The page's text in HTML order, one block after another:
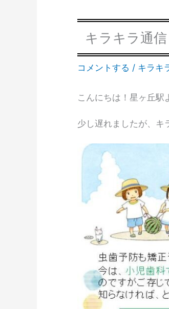
キラキラ通
コメントする / キラキ
こんにちは！星ヶ丘駅
少し遅れましたが、キ